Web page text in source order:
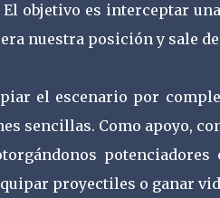
objetivo es interceptar
nuestra posición y sale
el escenario por
sencillas. Como apoyo,
proyectiles o ganar